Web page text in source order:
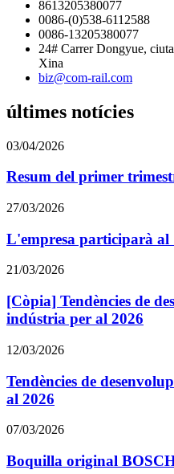
8613205380077
0086-(0)538-6112588
0086-13205380077
24# Carrer Dongyue,
Xina
biz@com-rail.com
últimes notícies
03/04/2026
Resum del primer
27/03/2026
L'empresa participarà al
21/03/2026
[Còpia] Tendències de
indústria per al 2026
12/03/2026
Tendències de
al 2026
07/03/2026
Boquilla original